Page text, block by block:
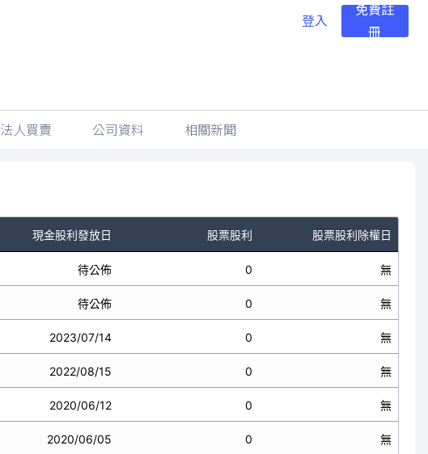
登入
免費註
冊
法人買賣 公司資料 相關新聞
現金股利發放日 股票股利 股票股利除權日
待公佈 0 無
待公佈 0 無
2023/07/14 0 無
2022/08/15 0 無
2020/06/12 0 無
2020/06/05 0 無